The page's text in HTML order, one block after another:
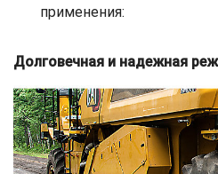
применения:
Долговечная и надежная